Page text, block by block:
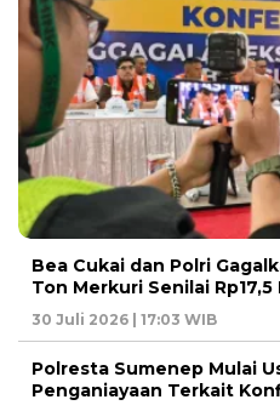
Bea Cukai dan Polri
Ton Merkuri Senilai
30 Juli 2026 | 17:03 WIB
Polresta Sumenep Mulai
Penganiayaan Terkait